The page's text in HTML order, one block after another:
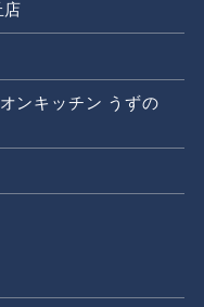
店
ンキッチン うずの